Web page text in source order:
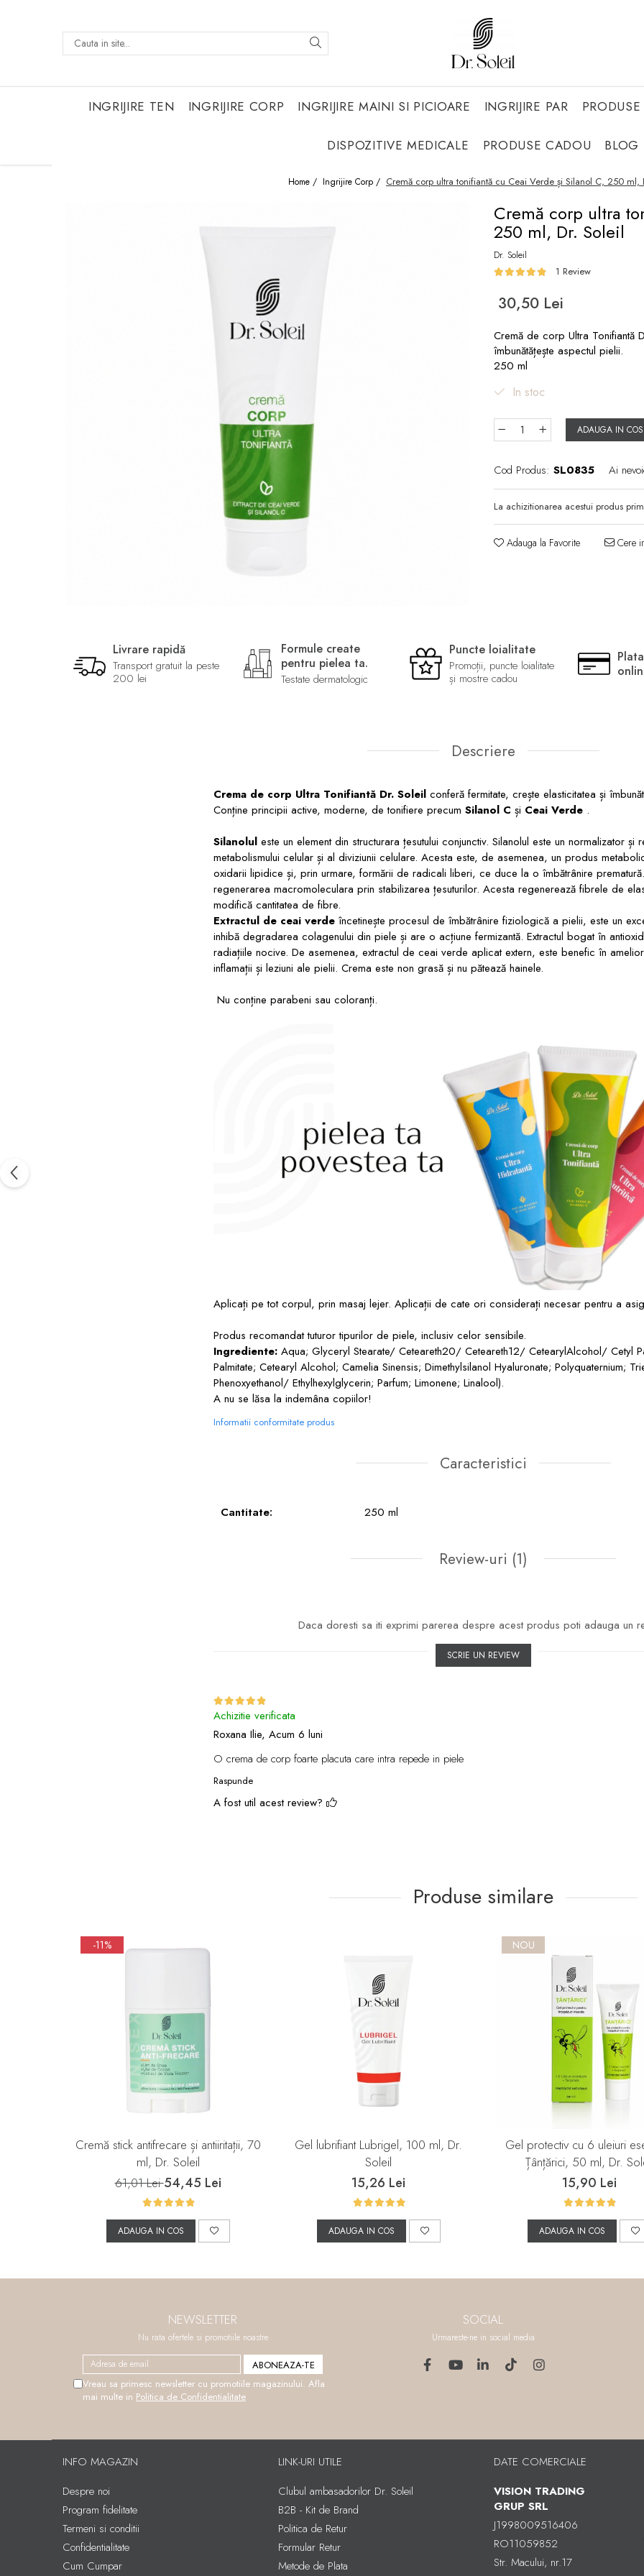
INGRIJIRE TEN INGRIJIRE CORP INGRIJIRE MAINI SI PICIOARE INGRIJIRE PAR
DISPOZITIVE MEDICALE PRODUSE CADOU BLOG
Home / Ingrijire Corp / Cremă corp ultra tonifiantă cu Ceai Verde și Silanol C, 250 ml,
Cremă corp ultra
250 ml, Dr. Soleil
Dr. Soleil
1 Review
30,50 Lei
Cremă de corp Ultra Tonifiantă
îmbunătățește aspectul pielii.
250 ml
In stoc
ADAUGA IN COS
Cod Produs: SL0835 Ai
La achizitionarea acestui produs
Adauga la Favorite Cere
Livrare rapidă
Transport gratuit la peste
200 lei
Formule create
pentru pielea ta.
Testate dermatologic
Puncte loialitate
Promoții, puncte loialitate
și mostre cadou
Descriere
Crema de corp Ultra Tonifiantă Dr. Soleil conferă fermitate, crește elasticitatea și
Conține principii active, moderne, de tonifiere precum Silanol C și Ceai Verde .
Silanolul este un element din structurara țesutului conjunctiv. Silanolul este un normalizator și
metabolismului celular și al diviziunii celulare. Acesta este, de asemenea, un produs
oxidarii lipidice și, prin urmare, formării de radicali liberi, ce duce la o îmbătrânire prematură.
regenerarea macromoleculara prin stabilizarea țesuturilor. Acesta regenerează fibrele de
modifică cantitatea de fibre.
Extractul de ceai verde încetinește procesul de îmbătrânire fiziologică a pielii, este un
inhibă degradarea colagenului din piele și are o acțiune fermizantă. Extractul bogat în
radiațiile nocive. De asemenea, extractul de ceai verde aplicat extern, este benefic în
inflamații și leziuni ale pielii. Crema este non grasă și nu pătează hainele.
Nu conține parabeni sau coloranți.
Aplicați pe tot corpul, prin masaj lejer. Aplicații de cate ori considerați necesar pentru a
Produs recomandat tuturor tipurilor de piele, inclusiv celor sensibile.
Ingrediente: Aqua; Glyceryl Stearate/ Ceteareth20/ Ceteareth12/ CetearylAlcohol/ Cetyl
Palmitate; Cetearyl Alcohol; Camelia Sinensis; Dimethylsilanol Hyaluronate; Polyquaternium;
Phenoxyethanol/ Ethylhexylglycerin; Parfum; Limonene; Linalool).
A nu se lăsa la indemâna copiilor!
Informatii conformitate produs
Caracteristici
Cantitate: 250 ml
Review-uri (1)
Daca doresti sa iti exprimi parerea despre acest produs poti adauga un
SCRIE UN REVIEW
Achizitie verificata
Roxana Ilie, Acum 6 luni
O crema de corp foarte placuta care intra repede in piele
Raspunde
A fost util acest review?
Produse similare
-11%
Cremă stick antifrecare și antiiritații, 70
ml, Dr. Soleil
61,01 Lei54,45 Lei
ADAUGA IN COS
Gel lubrifiant Lubrigel, 100 ml, Dr.
Soleil
15,26 Lei
ADAUGA IN COS
NOU
Gel protectiv cu 6 uleiuri
Țânțărici, 50 ml, Dr.
15,90 Lei
ADAUGA IN COS
NEWSLETTER
Nu rata ofertele si promotiile noastre
Vreau sa primesc newsletter cu promotiile magazinului. Afla
mai multe in Politica de Confidentialitate
SOCIAL
Urmareste-ne in social media
INFO MAGAZIN
Despre noi
Program fidelitate
Termeni si conditii
Confidentialitate
Cum Cumpar
LINK-URI UTILE
Clubul ambasadorilor Dr. Soleil
B2B - Kit de Brand
Politica de Retur
Formular Retur
Metode de Plata
DATE COMERCIALE
VISION TRADING
GRUP SRL
J1998009516406
RO11059852
Str. Macului, nr.17